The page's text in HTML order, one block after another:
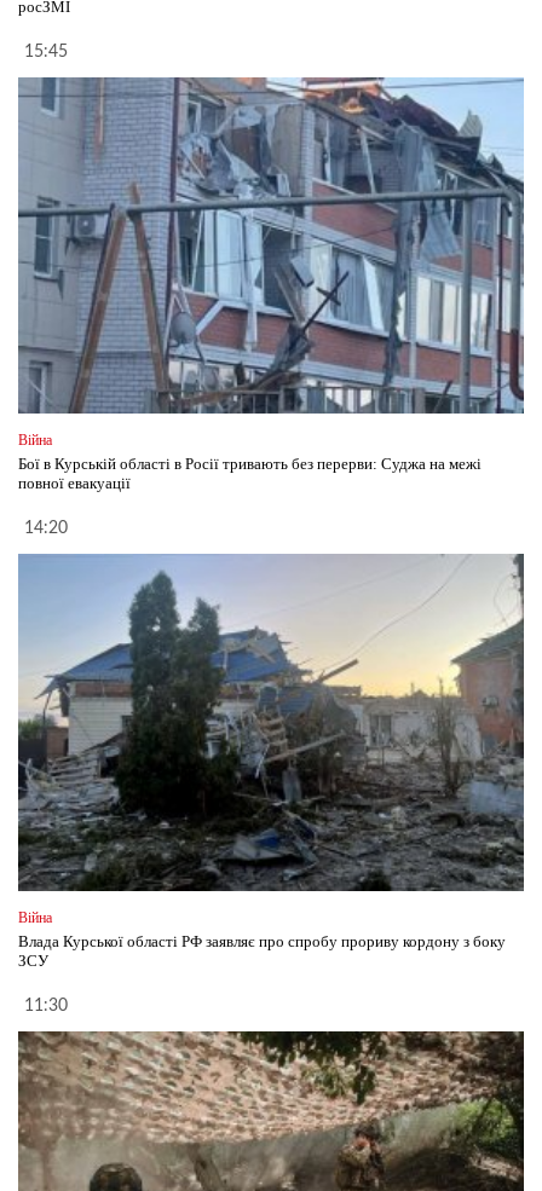
росЗМІ
15:45
Війна
Бої в Курській області в Росії тривають без перерви: Суджа на межі
повної евакуації
14:20
Війна
Влада Курської області РФ заявляє про спробу прориву кордону з боку
ЗСУ
11:30